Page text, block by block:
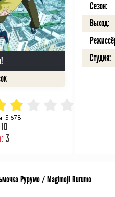
5 678
3
Сезон:
Выход:
Студия:
Рурумо / Magimoji Rurumo